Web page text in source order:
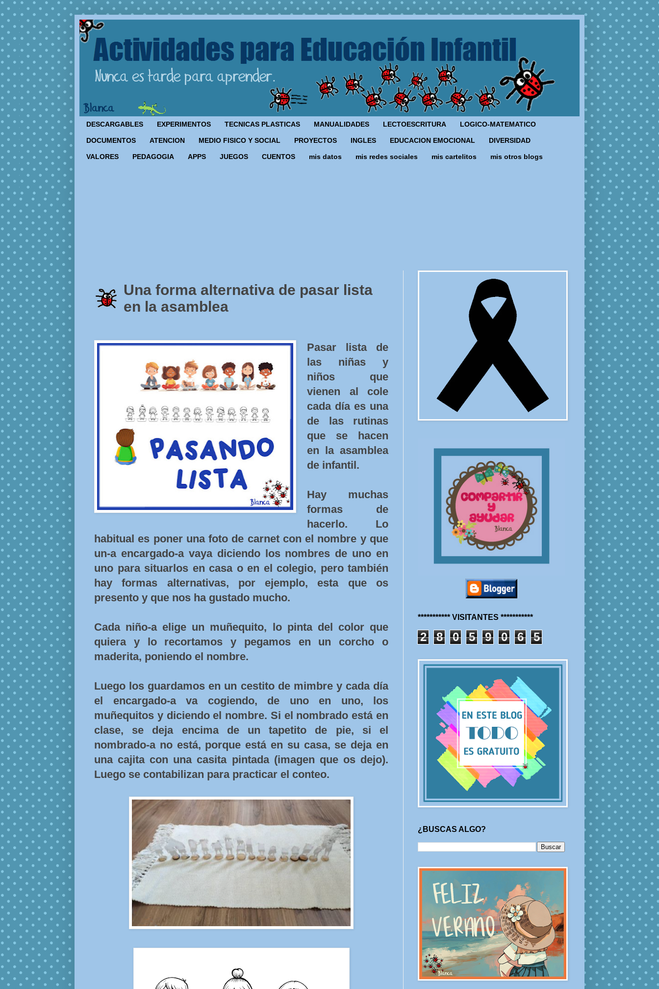
DESCARGABLES EXPERIMENTOS TECNICAS PLASTICAS MANUALIDADES LECTOESCRITURA LOGICO-MATEMATICO
DOCUMENTOS ATENCION MEDIO FISICO Y SOCIAL PROYECTOS INGLES EDUCACION EMOCIONAL DIVERSIDAD
VALORES PEDAGOGIA APPS JUEGOS CUENTOS mis datos mis redes sociales mis cartelitos mis otros blogs
Una forma alternativa de pasar lista
en la asamblea
Pasar lista de
las niñas y
niños que
vienen al cole
cada día es una
de las rutinas
que se hacen
en la asamblea
de infantil.
Hay muchas
formas de
hacerlo. Lo
habitual es poner una foto de carnet con el nombre y que
un-a encargado-a vaya diciendo los nombres de uno en
uno para situarlos en casa o en el colegio, pero también
hay formas alternativas, por ejemplo, esta que os
presento y que nos ha gustado mucho.
Cada niño-a elige un muñequito, lo pinta del color que
quiera y lo recortamos y pegamos en un corcho o
maderita, poniendo el nombre.
Luego los guardamos en un cestito de mimbre y cada día
el encargado-a va cogiendo, de uno en uno, los
muñequitos y diciendo el nombre. Si el nombrado está en
clase, se deja encima de un tapetito de pie, si el
nombrado-a no está, porque está en su casa, se deja en
una cajita con una casita pintada (imagen que os dejo).
Luego se contabilizan para practicar el conteo.
*********** VISITANTES ***********
2 8 0 5 9 0 6 5
¿BUSCAS ALGO?